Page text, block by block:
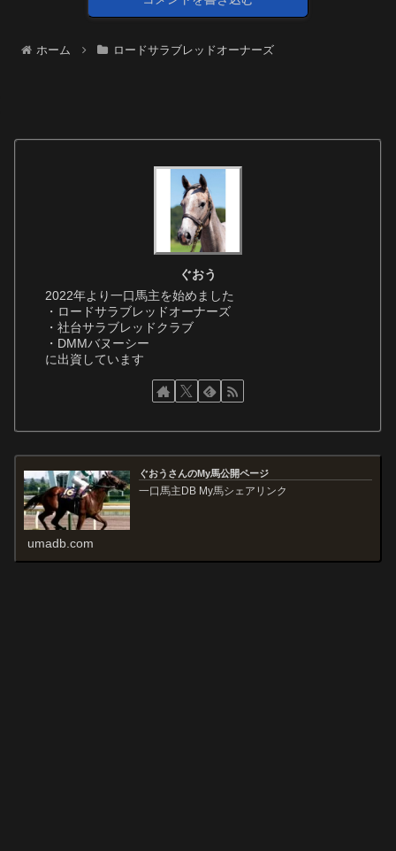
ホーム ロードサラブレッドオーナーズ
ぐおう
2022年より一口馬主を始めました
・ロードサラブレッドオーナーズ
・社台サラブレッドクラブ
・DMMバヌーシー
に出資しています
ぐおうさんのMy馬公開ページ
一口馬主DB My馬シェアリンク
umadb.com